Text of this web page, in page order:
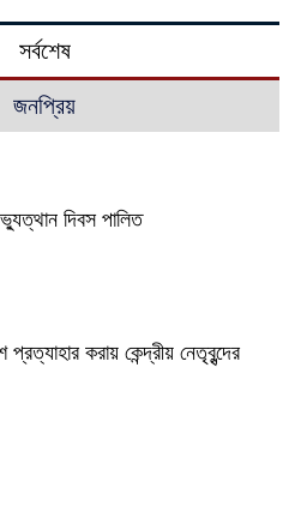
সর্বশেষ
জনপ্রিয়
দিবস পালিত
করায় কেন্দ্রীয় নেতৃবৃন্দের